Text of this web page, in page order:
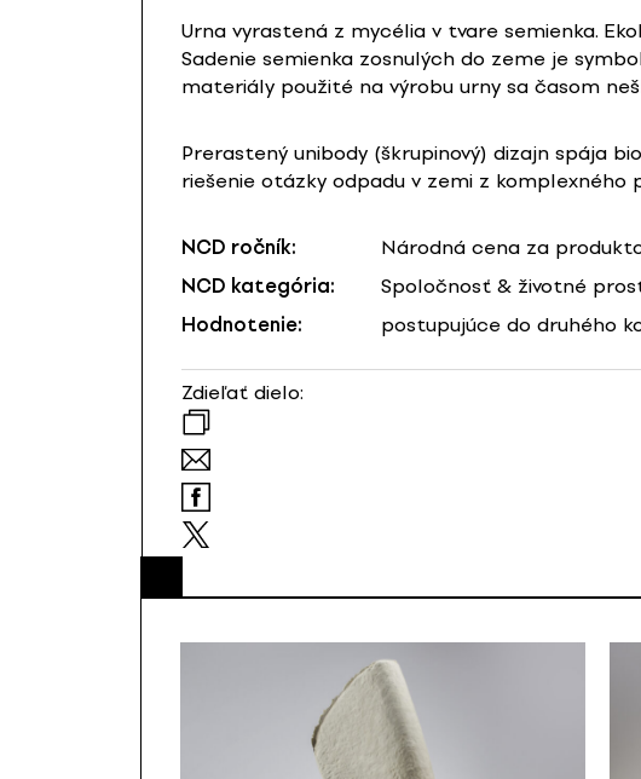
Urna vyrastená z mycélia v tvare semienka.
Sadenie semienka zosnulých do zeme je
materiály použité na výrobu urny sa časom
Prerastený unibody (škrupinový) dizajn spája
riešenie otázky odpadu v zemi z
NCD ročník:
Národná cena za
NCD kategória:
Spoločnosť & životné
Hodnotenie:
postupujúce do druhého
Zdieľať dielo: